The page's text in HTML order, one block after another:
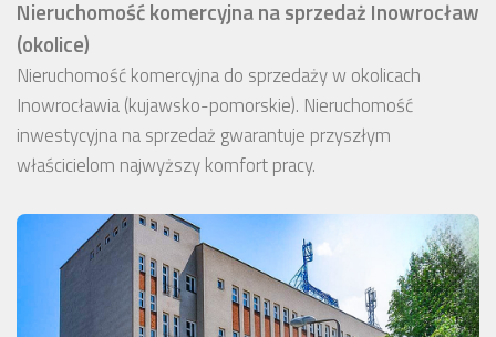
Nieruchomość komercyjna na sprzedaż Inowrocław
(okolice)
Nieruchomość komercyjna do sprzedaży w okolicach
Inowrocławia (kujawsko-pomorskie). Nieruchomość
inwestycyjna na sprzedaż gwarantuje przyszłym
właścicielom najwyższy komfort pracy.